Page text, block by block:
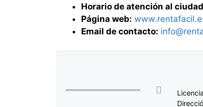
Horario de atención al
Página web:
Email de contacto: